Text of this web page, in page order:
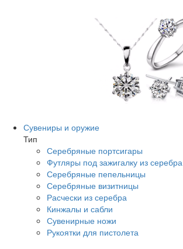
Сувениры и оружие
Тип
Серебряные портсигары
Футляры под зажигалку из серебра
Серебряные пепельницы
Серебряные визитницы
Расчески из серебра
Кинжалы и сабли
Сувенирные ножи
Рукоятки для пистолета